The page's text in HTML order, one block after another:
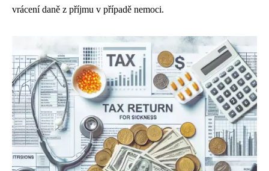
vrácení daně z příjmu v případě nemoci.